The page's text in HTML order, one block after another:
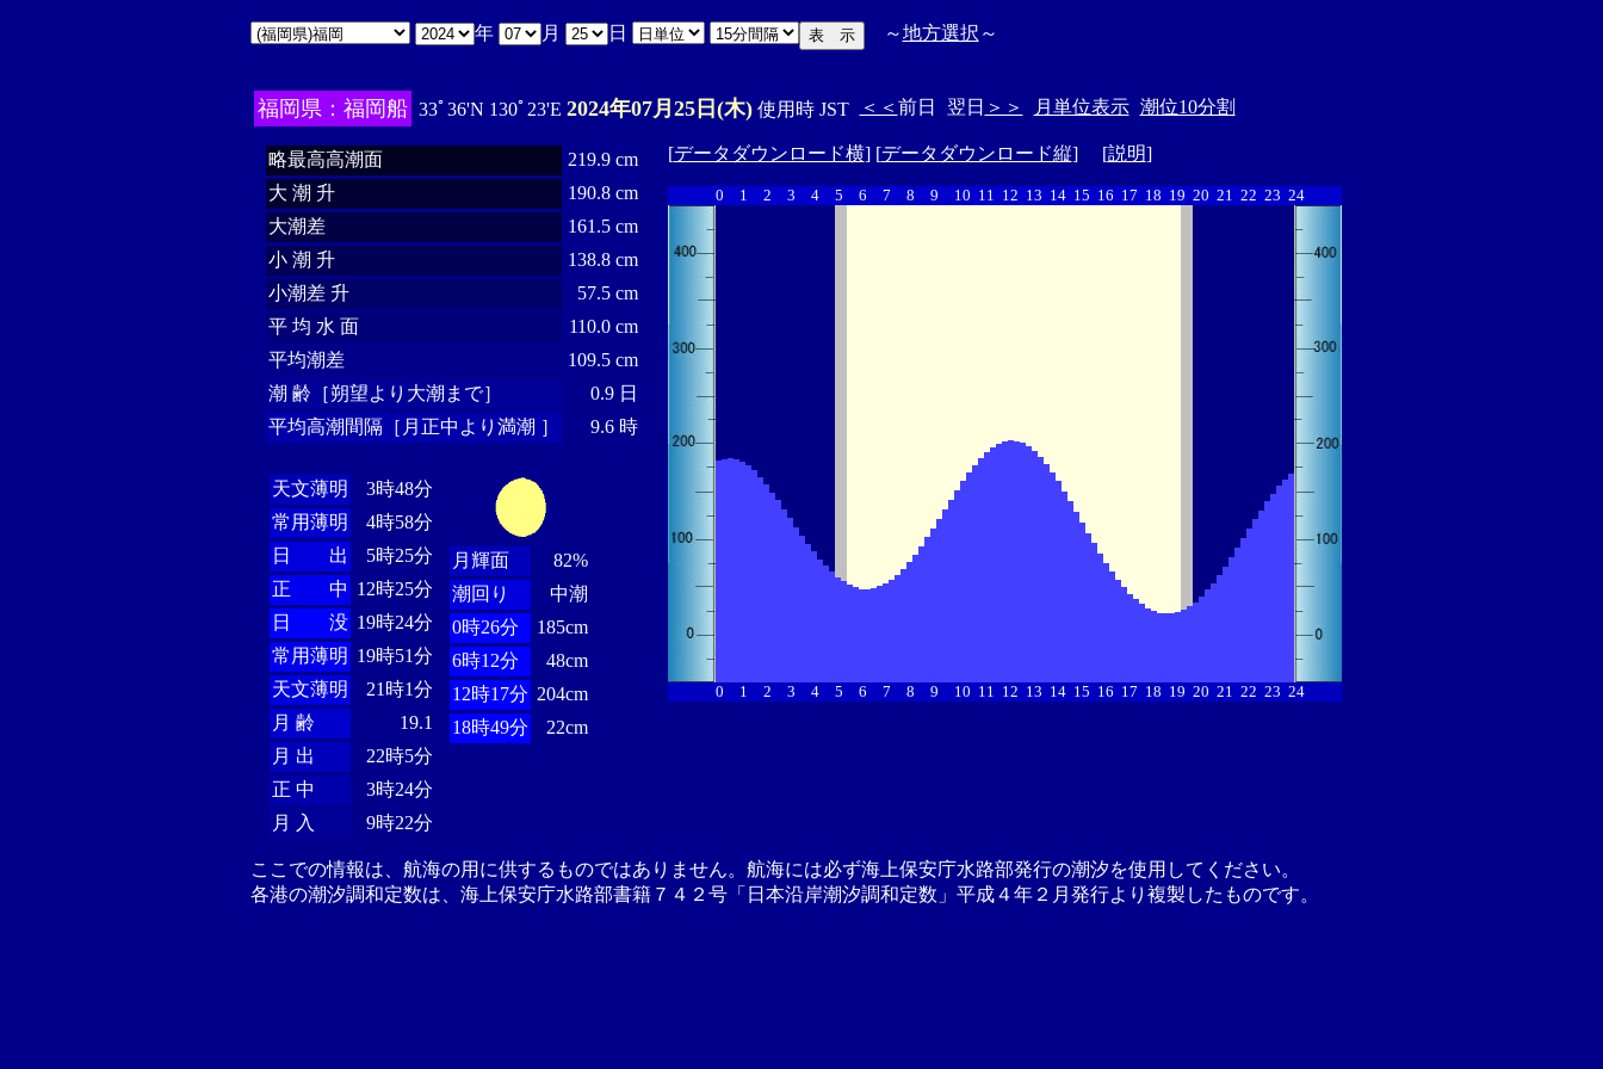
年 月 日 ～地方選択 ～
福岡県：福岡船 33ﾟ36'N 130ﾟ23'E 2024年07月25日(木)使用時 JST ＜＜ 前日 翌日 ＞＞ 月単位表示 潮位10分割
略最高高潮面
219.9 cm
大 潮 升
190.8 cm
大潮差
161.5 cm
小 潮 升
138.8 cm
小潮差 升
57.5 cm
平 均 水 面
110.0 cm
平均潮差
109.5 cm
潮 齢［朔望より大潮まで］
0.9 日
平均高潮間隔［月正中より満潮 ］
9.6 時
天文薄明
3時48分
常用薄明
4時58分
日 出
5時25分
正 中 12時25分
日 没 19時24分
常用薄明 19時51分
天文薄明
21時1分
月 齢
19.1
月 出
22時5分
正 中
3時24分
月 入
9時22分
月輝面
82%
潮回り
中潮
0時26分
185cm
6時12分
48cm
12時17分 204cm
18時49分
22cm
[データダウンロード横] [データダウンロード縦] [説明]
0 1 2 3 4 5 6 7 8 9 10 11 12 13 14 15 16 17 18 19 20 21 22 23 24
0 1 2 3 4 5 6 7 8 9 10 11 12 13 14 15 16 17 18 19 20 21 22 23 24
ここでの情報は、航海の用に供するものではありません。航海には必ず海上保安庁水路部発行の潮汐を使用してください。
各港の潮汐調和定数は、海上保安庁水路部書籍７４２号「日本沿岸潮汐調和定数」平成４年２月発行より複製したものです。